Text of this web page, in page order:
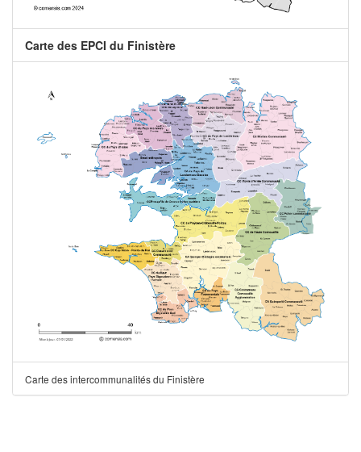
Carte des EPCI du Finistère
Carte des intercommunalités du Finistère